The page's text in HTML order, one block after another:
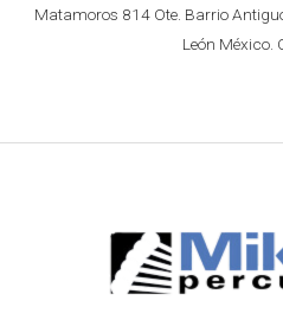
Matamoros 814 Ote. Barrio
León México.